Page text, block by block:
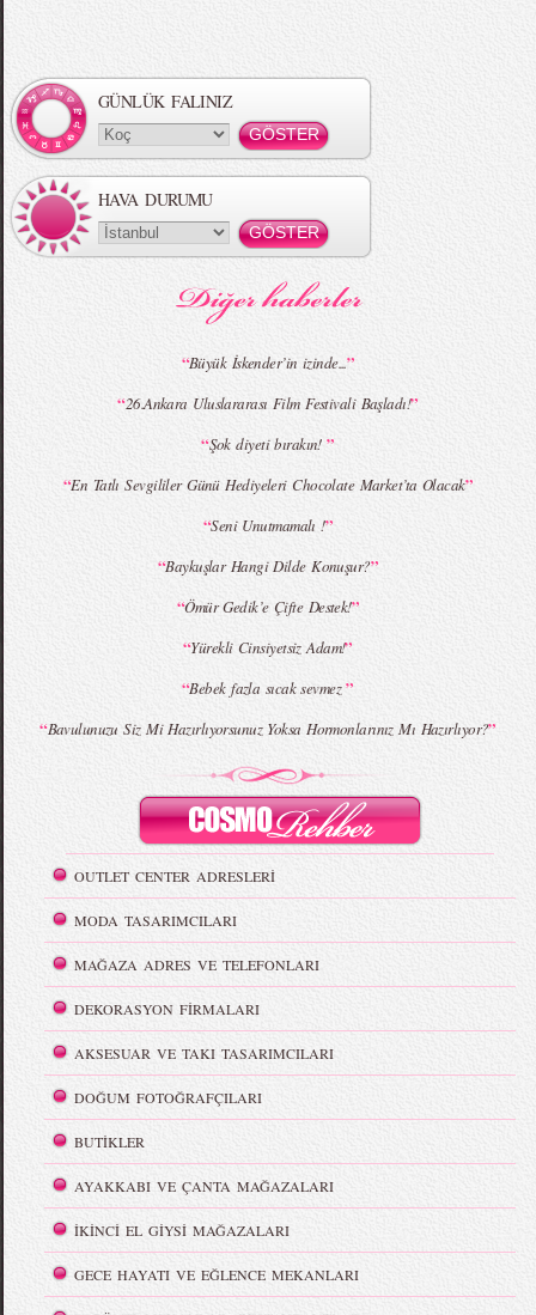
MBFWI - Gülçin Çengel 2015 Yaz
MBFWI - Zeynep Erdoğan 2015 Yaz
MBFWI - Giray Sepin 2015 Yaz Koleksiyonu MBFWI - Burçe Bekrek 2015 Yaz Koleksiyonu
GÜNLÜK FALINIZ
HAVA DURUMU
“Büyük İskender’in izinde...”
“26.Ankara Uluslararası Film Festivali Başladı!”
“Şok diyeti bırakın!”
“En Tatlı Sevgililer Günü Hediyeleri Chocolate Market’ta Olacak”
“Seni Unutmamalı !”
“Baykuşlar Hangi Dilde Konuşur?”
“Ömür Gedik’e Çifte Destek!”
“Yürekli Cinsiyetsiz Adam!”
“Bebek fazla sıcak sevmez”
“Bavulunuzu Siz Mi Hazırlıyorsunuz Yoksa Hormonlarınız Mı Hazırlıyor?”
OUTLET CENTER ADRESLERİ
MODA TASARIMCILARI
MAĞAZA ADRES VE TELEFONLARI
DEKORASYON FİRMALARI
AKSESUAR VE TAKI TASARIMCILARI
DOĞUM FOTOĞRAFÇILARI
BUTİKLER
AYAKKABI VE ÇANTA MAĞAZALARI
İKİNCİ EL GİYSİ MAĞAZALARI
GECE HAYATI VE EĞLENCE MEKANLARI